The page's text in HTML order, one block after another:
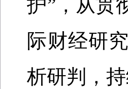
护”，从贯
际财经研
析研判，